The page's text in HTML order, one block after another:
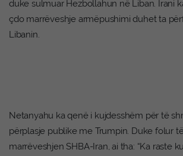
duke sulmuar Hezbollahun në Liban. Irani
çdo marrëveshje armëpushimi duhet ta
Libanin.
Netanyahu ka qenë i kujdesshëm për të
përplasje publike me Trumpin. Duke folur
marrëveshjen SHBA-Iran, ai tha: “Ka raste